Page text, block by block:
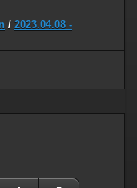
/ 2023.04.08 -